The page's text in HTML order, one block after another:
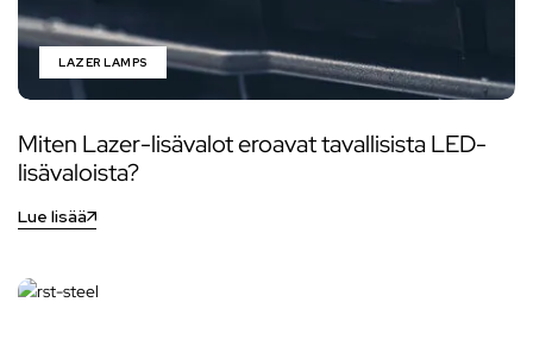
LAZER LAMPS
Miten Lazer-lisävalot eroavat tavallisista LED-
lisävaloista?
Lue lisää